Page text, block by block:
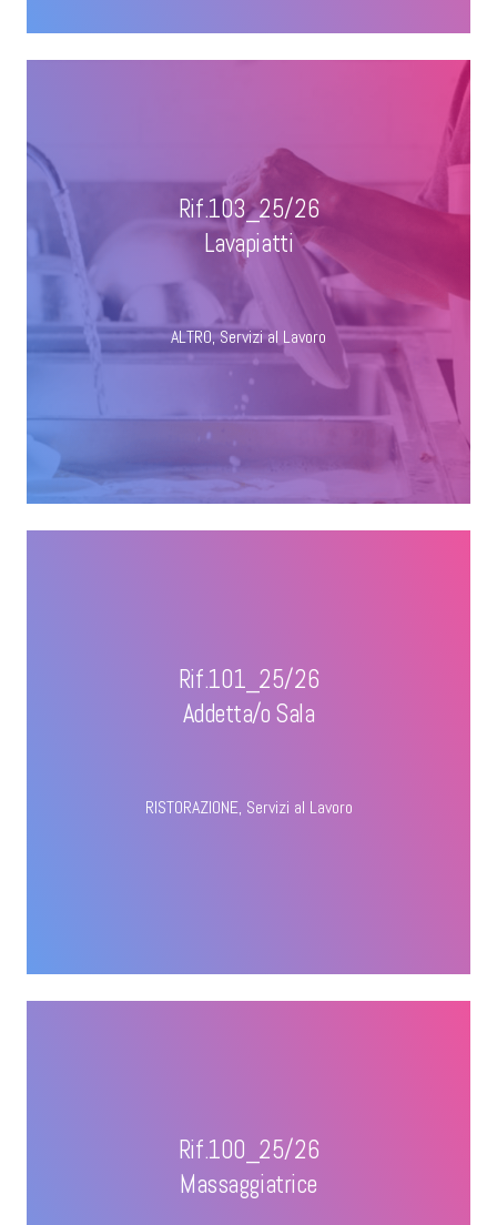
Rif.103_25/26
Lavapiatti
ALTRO,Servizi al Lavoro
Rif.101_25/26
Addetta/o Sala
RISTORAZIONE, Servizi al Lavoro
Rif.100_25/26
Massaggiatrice